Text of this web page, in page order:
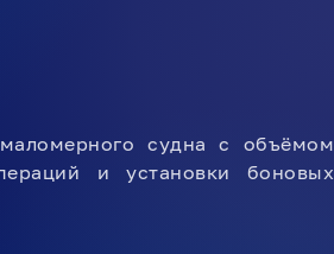
судна с объёмом
и установки боновых